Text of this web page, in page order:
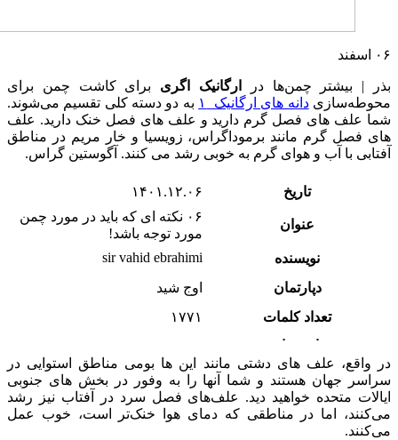
۰۶ اسفند
بذر | بیشتر چمن‌ها در ارگانیک اگری برای کاشت چمن برای
محوطه‌سازیدانه های ارگانیک ۱
به دو دسته کلی تقسیم می‌شوند.
شما علف های فصل گرم دارید و علف های فصل خنک دارید. علف
های فصل گرم مانند برموداگراس، زویسیا و خار مریم در مناطق
آفتابی با آب و هوای گرم به خوبی رشد می کنند. آگوستین گراس.
تاریخ ۱۴۰۱.۱۲.۰۶
عنوان
۰۶ نکته ای که باید در مورد چمن
مورد توجه باشد!
نویسنده
sir vahid ebrahimi
دپارتمان
اوج شید
تعداد کلمات
۱۷۷۱
زمان خوانش
در واقع، علف های دشتی مانند این ها بومی مناطق استوایی در
سراسر جهان هستند و شما آنها را به وفور در بخش های جنوبی
ایالات متحده خواهید دید. علف‌های فصل سرد در آفتاب نیز رشد
می‌کنند، اما در مناطقی که دمای هوا خنک‌تر است، خوب عمل
می‌کنند.